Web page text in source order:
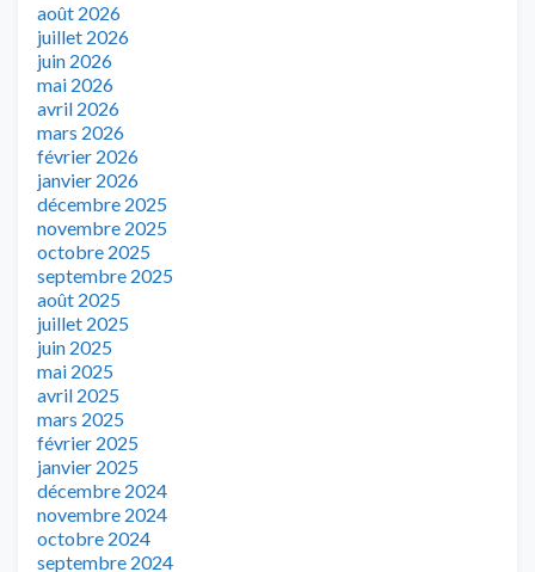
août 2026
juillet 2026
juin 2026
mai 2026
avril 2026
mars 2026
février 2026
janvier 2026
décembre 2025
novembre 2025
octobre 2025
septembre 2025
août 2025
juillet 2025
juin 2025
mai 2025
avril 2025
mars 2025
février 2025
janvier 2025
décembre 2024
novembre 2024
octobre 2024
septembre 2024